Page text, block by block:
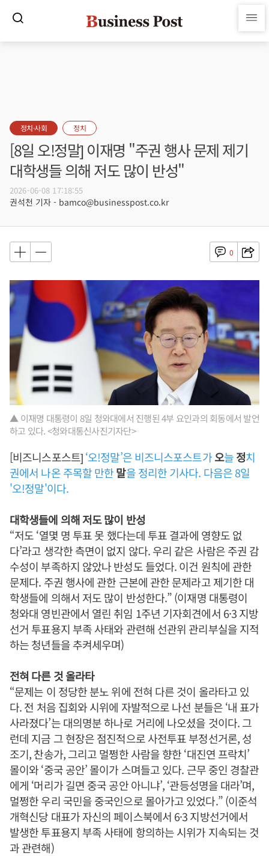
정치·사회 정치
[8일 오!정말] 이재명 "주권 행사 문제 제기
대학생들 의해 저도 많이 반성"
2026-06-08 17:18:55
권석천 기자 - bamco@businesspost.co.kr
0
▲ 이재명 대통령이 8일 청와대에서 진행된 4부 요인과의 회동에서 발언
하고 있다. <청와대통신사진기자단>
[비즈니스포스트]‘오!정말’은 비즈니스포스트가오늘정치
권에서 나온 주목할 만한말을 정리한 기사다. 다음은 8일
'오!정말'이다.
대학생들에 의해 저도 많이 반성
“저도 ‘열몇 명 투표 못 했다는데 투표 결과에 영향도 없
다’라고 생각한 측면이 없지 않다. 우리 같은 사람은 주권 감
수성이 부족하지 않았나 반성도 들었다. 이건 원칙에 관한
문제다. 주권 행사에 관한 근본에 관한 문제라고 제기한 대
학생들에 의해서 저도 많이 반성한다.” (이재명 대통령이
청와대 영빈관에서 열린 취임 1주년 기자회견에서 6·3 지방
선거 투표용지 부족 사태와 관련해 선관위 관리부실을 지적
하는 청년들을 추켜세우며)
전혀 다른 것 올라타
“문제는 이 정당한 분노 위에 전혀 다른 것이 올라타고 있
다. 전 처음 집회와 시위에 자발적으로 나선 분들은 ‘내 표가
사라졌다’는 대의명분 하나로 거리에 나오셨을 것이다. 그
런데 지금 그 현장은 점진적으로 사전투표 부정선거론, 성
조기, 찬송가, 그리고 멀쩡한 사람을 향한 ‘대진연 프락치’
몰이와 ‘중국 공안’ 몰이가 스며들고 있다. 근무 중인 경찰관
에게 ‘머리가 길면 중국 공안 아니냐’, ‘관등성명을 대라’며,
멀쩡한 우리 국민을 중국인으로 몰아가고 있었다.” (이준석
개혁신당 대표가 자신의 페이스북에서 6·3 지방선거에서
발생한 투표용지 부족 사태에 항의하는 시위가 지속되는 것
과 관련해)